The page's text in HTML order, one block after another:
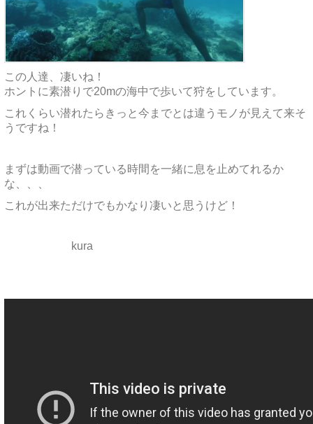
この人達、凄いね！
ホントに素潜りで20mの海中で歩いて狩をしています。
これくらい潜れたらきっと今までとは違うモノが見えて来そ
うですね！
まずは動画で潜っている時間を一緒に息を止めてれるか
な、、、
これが出来ただけでもかなり凄いと思うけど！
kura